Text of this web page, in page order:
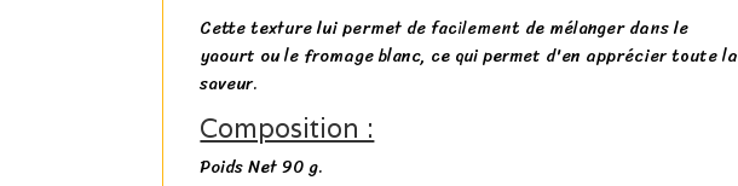
Cette texture lui permet de facilement de mélanger dans le
yaourt ou le fromage blanc, ce qui permet d'en apprécier toute la
saveur.
Composition :
Poids Net 90 g.